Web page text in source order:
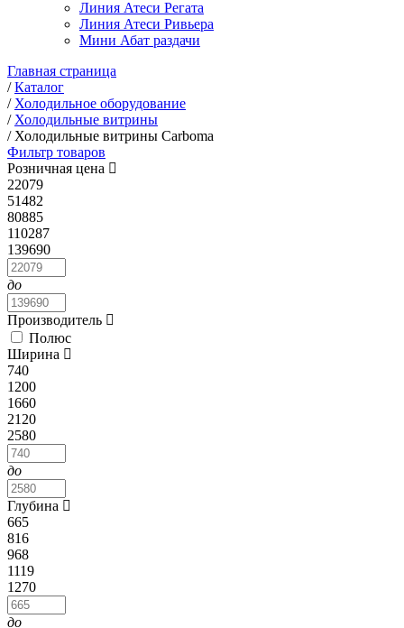
Линия Атеси Регата
Линия Атеси Ривьера
Мини Абат раздачи
Главная страница
/Каталог
/ Холодильное оборудование
/ Холодильные витрины
/ Холодильные витрины Carboma
Фильтр товаров
Розничная цена
22079
51482
80885
110287
139690
до
Производитель
Полюс
Ширина
740
1200
1660
2120
2580
до
Глубина
665
816
968
1119
1270
до